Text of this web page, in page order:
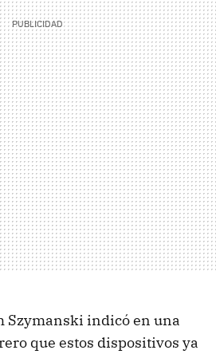
Szymanski indicó en una
que estos dispositivos ya